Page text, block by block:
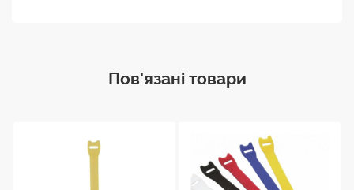
Пов'язані товари